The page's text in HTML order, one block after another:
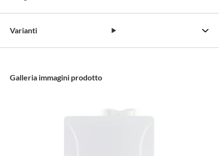
Varianti
Galleria immagini prodotto